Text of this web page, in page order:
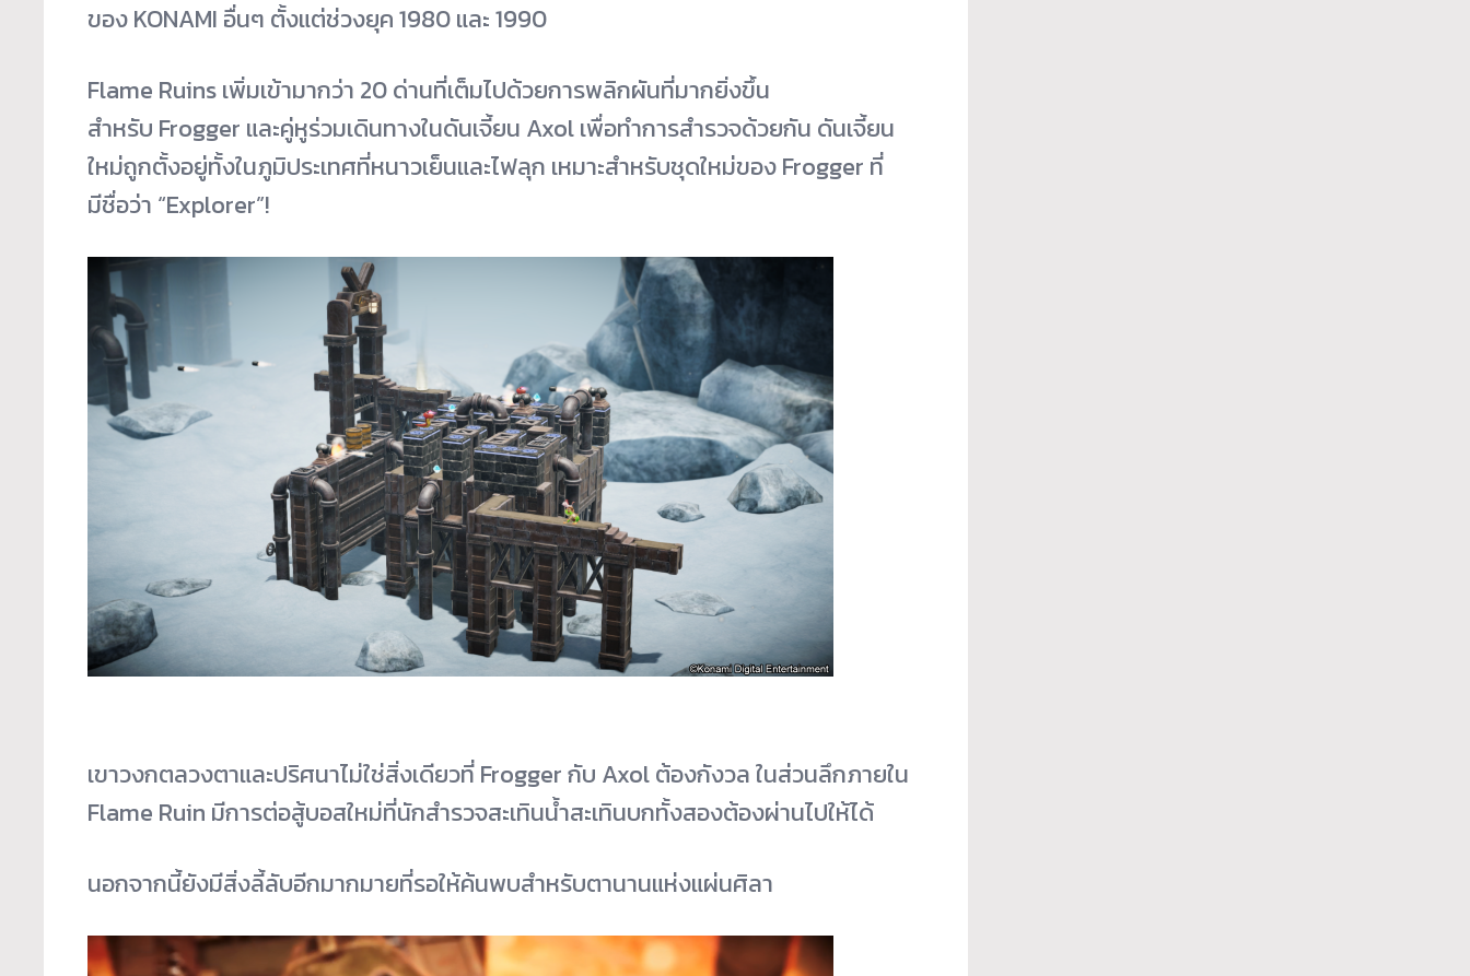
ของ KONAMI อื่นๆ ตั้งแต่ช่วงยุค 1980 และ 1990
Flame Ruins เพิ่มเข้ามากว่า 20 ด่านที่เต็มไปด้วยการพลิกผันที่มากยิ่งขึ้น
สำหรับ Frogger และคู่หูร่วมเดินทางในดันเจี้ยน Axol เพื่อทำการสำรวจด้วยกัน ดันเจี้ยน
ใหม่ถูกตั้งอยู่ทั้งในภูมิประเทศที่หนาวเย็นและไฟลุก เหมาะสำหรับชุดใหม่ของ Frogger ที่
มีชื่อว่า “Explorer”!
เขาวงกตลวงตาและปริศนาไม่ใช่สิ่งเดียวที่ Frogger กับ Axol ต้องกังวล ในส่วนลึกภายใน
Flame Ruin มีการต่อสู้บอสใหม่ที่นักสำรวจสะเทินน้ำสะเทินบกทั้งสองต้องผ่านไปให้ได้
นอกจากนี้ยังมีสิ่งลี้ลับอีกมากมายที่รอให้ค้นพบสำหรับตานานแห่งแผ่นศิลา